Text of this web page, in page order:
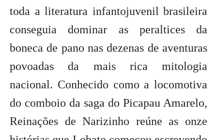
toda a literatura infantojuvenil brasileira
conseguia dominar as peraltices da
boneca de pano nas dezenas de aventuras
povoadas da mais rica mitologia
nacional. Conhecido como a locomotiva
do comboio da saga do Picapau Amarelo,
Reinações de Narizinho reúne as onze